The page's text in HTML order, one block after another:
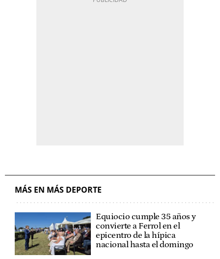
MÁS EN MÁS DEPORTE
Equiocio cumple 35 años y
convierte a Ferrol en el
epicentro de la hípica
nacional hasta el domingo